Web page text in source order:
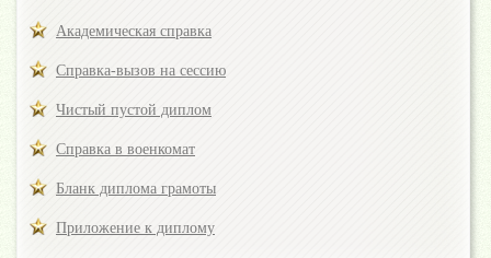
Академическая справка
Справка-вызов на сессию
Чистый пустой диплом
Справка в военкомат
Бланк диплома грамоты
Приложение к диплому